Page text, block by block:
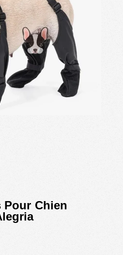
Pour Chien